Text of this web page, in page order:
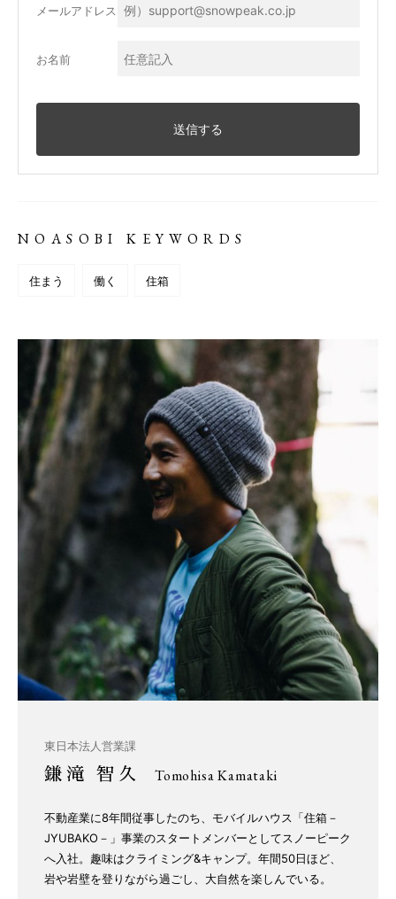
メールアドレス
お名前
NOASOBI KEYWORDS
住まう 働く 住箱
東日本法人営業課
鎌滝 智久 Tomohisa Kamataki
不動産業に8年間従事したのち、モバイルハウス「住箱－
JYUBAKO－」事業のスタートメンバーとしてスノーピーク
へ入社。趣味はクライミング&キャンプ。年間50日ほど、
岩や岩壁を登りながら過ごし、大自然を楽しんでいる。